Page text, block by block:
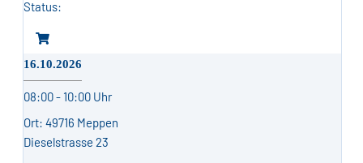
16.10.2026
08:00 - 10:00 Uhr
49716 Meppen
Dieselstrasse 23